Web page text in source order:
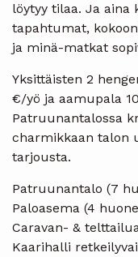
löytyy tilaa. Ja aina
tapahtumat,
ja minä-matkat
Yksittäisten 2
€/yö ja aamupala
Patruunantalossa
charmikkaan talon
tarjousta.
Patruunantalo (7
Paloasema (4
Caravan- &
Kaarihalli